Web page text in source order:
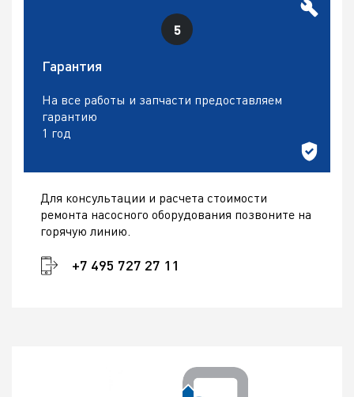
Гарантия
На все работы и запчасти предоставляем
гарантию
1 год
Для консультации и расчета стоимости
ремонта насосного оборудования позвоните на
горячую линию.
+7 495 727 27 11